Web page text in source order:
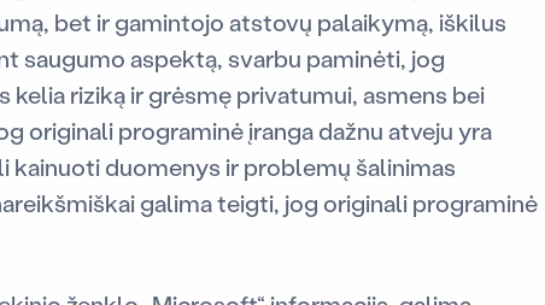
bet ir gamintojo atstovų palaikymą, iškilus
saugumo aspektą, svarbu paminėti, jog
riziką ir grėsmę privatumui, asmens bei
originali programinė įranga dažnu atveju yra
kainuoti duomenys ir problemų šalinimas
galima teigti, jog originali programinė